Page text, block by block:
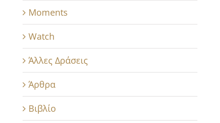
Moments
Watch
Άλλες Δράσεις
Άρθρα
Βιβλίο